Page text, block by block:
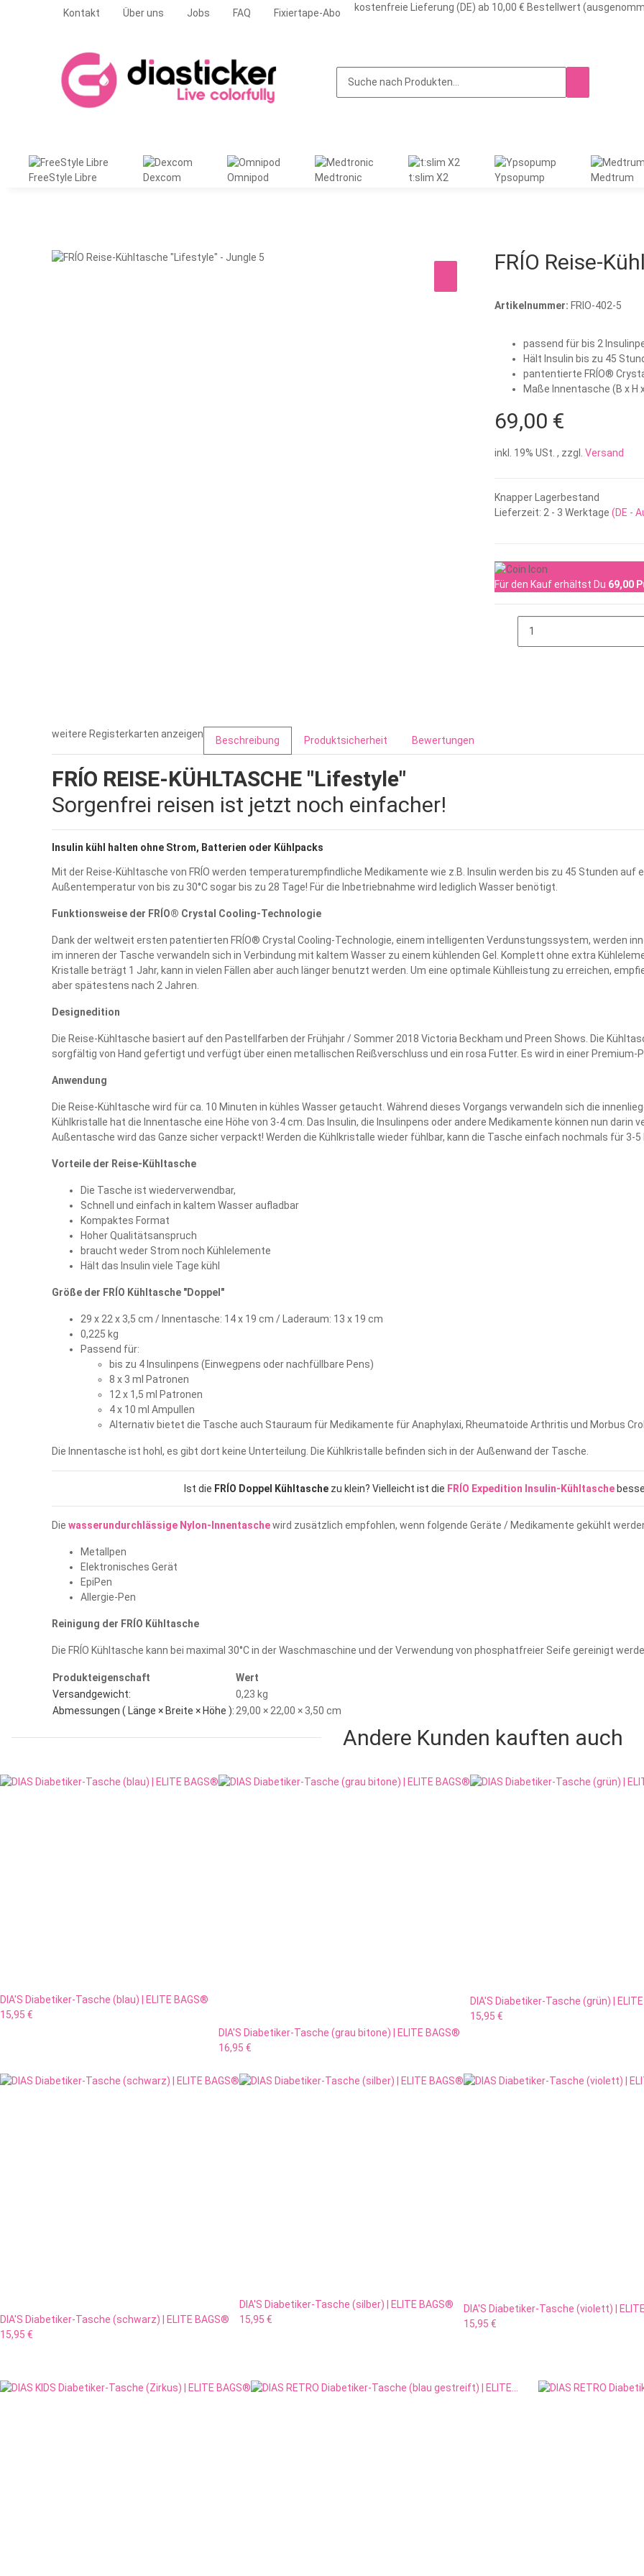
Kontakt Über uns Jobs FAQ Fixiertape-Abo kostenfreie Lieferung (DE) ab 10,00 € Bestellwert
FreeStyle Libre Dexcom Omnipod Medtronic t:slim X2 Ypsopump Medtrum
FRÍO Reise-
Artikelnummer: FRIO-402-5
passend für bis 2
Hält Insulin bis zu 45
pantentierte FRÍO®
Maße Innentasche (B x H
69,00 €
inkl. 19% USt. , zzgl. Versand
Knapper Lagerbestand
Lieferzeit: 2 - 3 Werktage (DE -
Für den Kauf erhältst Du 69,00
weitere Registerkarten anzeigen
Beschreibung Produktsicherheit Bewertungen
FRÍO REISE-KÜHLTASCHE "Lifestyle"
Sorgenfrei reisen ist jetzt noch einfacher!
Insulin kühl halten ohne Strom, Batterien oder Kühlpacks
Mit der Reise-Kühltasche von FRÍO werden temperaturempfindliche Medikamente wie z.B. Insulin werden bis zu 45 Stunden auf
Außentemperatur von bis zu 30°C sogar bis zu 28 Tage! Für die Inbetriebnahme wird lediglich Wasser benötigt.
Funktionsweise der FRÍO® Crystal Cooling-Technologie
Dank der weltweit ersten patentierten FRÍO® Crystal Cooling-Technologie, einem intelligenten Verdunstungssystem, werden
im inneren der Tasche verwandeln sich in Verbindung mit kaltem Wasser zu einem kühlenden Gel. Komplett ohne extra
Kristalle beträgt 1 Jahr, kann in vielen Fällen aber auch länger benutzt werden. Um eine optimale Kühlleistung zu erreichen,
aber spätestens nach 2 Jahren.
Designedition
Die Reise-Kühltasche basiert auf den Pastellfarben der Frühjahr / Sommer 2018 Victoria Beckham und Preen Shows. Die
sorgfältig von Hand gefertigt und verfügt über einen metallischen Reißverschluss und ein rosa Futter. Es wird in einer Premium-
Anwendung
Die Reise-Kühltasche wird für ca. 10 Minuten in kühles Wasser getaucht. Während dieses Vorgangs verwandeln sich die
Kühlkristalle hat die Innentasche eine Höhe von 3-4 cm. Das Insulin, die Insulinpens oder andere Medikamente können nun darin
Außentasche wird das Ganze sicher verpackt! Werden die Kühlkristalle wieder fühlbar, kann die Tasche einfach nochmals für 3-
Vorteile der Reise-Kühltasche
Die Tasche ist wiederverwendbar,
Schnell und einfach in kaltem Wasser aufladbar
Kompaktes Format
Hoher Qualitätsanspruch
braucht weder Strom noch Kühlelemente
Hält das Insulin viele Tage kühl
Größe der FRÍO Kühltasche "Doppel"
29 x 22 x 3,5 cm / Innentasche: 14 x 19 cm / Laderaum: 13 x 19 cm
0,225 kg
Passend für:
bis zu 4 Insulinpens (Einwegpens oder nachfüllbare Pens)
8 x 3 ml Patronen
12 x 1,5 ml Patronen
4 x 10 ml Ampullen
Alternativ bietet die Tasche auch Stauraum für Medikamente für Anaphylaxi, Rheumatoide Arthritis und Morbus
Die Innentasche ist hohl, es gibt dort keine Unterteilung. Die Kühlkristalle befinden sich in der Außenwand der Tasche.
Ist die FRÍO Doppel Kühltasche zu klein? Vielleicht ist die FRÍO Expedition Insulin-Kühltasche
Die wasserundurchlässige Nylon-Innentaschewird zusätzlich empfohlen, wenn folgende Geräte / Medikamente gekühlt
Metallpen
Elektronisches Gerät
EpiPen
Allergie-Pen
Reinigung der FRÍO Kühltasche
Die FRÍO Kühltasche kann bei maximal 30°C in der Waschmaschine und der Verwendung von phosphatfreier Seife gereinigt
Produkteigenschaft
Wert
Versandgewicht:
0,23 kg
Abmessungen ( Länge × Breite × Höhe ): 29,00 × 22,00 × 3,50 cm
Andere Kunden kauften auch
DIA'S Diabetiker-Tasche (blau) | ELITE BAGS®
15,95 €
DIA'S Diabetiker-Tasche (grau bitone) | ELITE BAGS®
16,95 €
DIA'S Diabetiker-Tasche (grün) |
15,95 €
DIA'S Diabetiker-Tasche (schwarz) | ELITE BAGS®
15,95 €
DIA'S Diabetiker-Tasche (silber) | ELITE BAGS®
15,95 €
DIA'S Diabetiker-Tasche (violett) |
15,95 €